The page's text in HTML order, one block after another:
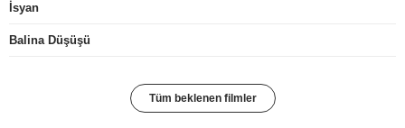
İsyan
Balina Düşüşü
Tüm beklenen filmler